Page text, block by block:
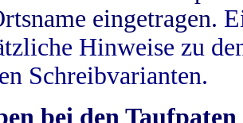
eingetragen.
Hinweise zu
Schreibvarianten.
bei den Taufpaten